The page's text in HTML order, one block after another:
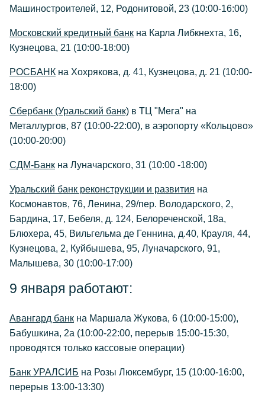
Машиностроителей, 12, Родонитовой, 23 (10:00-16:00)
Московский кредитный банк на Карла Либкнехта, 16,
Кузнецова, 21 (10:00-18:00)
РОСБАНК на Хохрякова, д. 41, Кузнецова, д. 21 (10:00-
18:00)
Сбербанк (Уральский банк) в ТЦ "Мега" на
Металлургов, 87 (10:00-22:00), в аэропорту «Кольцово»
(10:00-20:00)
СДМ-Банк на Луначарского, 31 (10:00 -18:00)
Уральский банк реконструкции и развития на
Космонавтов, 76, Ленина, 29/пер. Володарского, 2,
Бардина, 17, Бебеля, д. 124, Белореченской, 18а,
Блюхера, 45, Вильгельма де Геннина, д.40, Крауля, 44,
Кузнецова, 2, Куйбышева, 95, Луначарского, 91,
Малышева, 30 (10:00-17:00)
9 января работают:
Авангард банк на Маршала Жукова, 6 (10:00-15:00),
Бабушкина, 2а (10:00-22:00, перерыв 15:00-15:30,
проводятся только кассовые операции)
Банк УРАЛСИБ на Розы Люксембург, 15 (10:00-16:00,
перерыв 13:00-13:30)